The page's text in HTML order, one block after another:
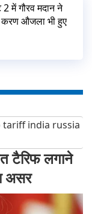
में गौरव मदान ने
औजला भी हुए
india russia
टैरिफ लगाने
असर